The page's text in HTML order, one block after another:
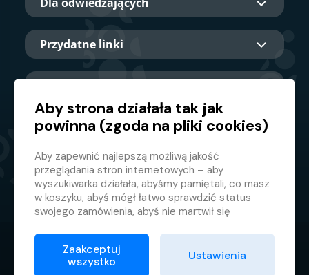
Przydatne linki
Główny partner
© 2026 GMF Aquapark Prague, a.s.
Aby strona działała tak jak
powinna (zgoda na pliki cookies)
Aby zapewnić najlepszą możliwą jakość
przeglądania stron internetowych – aby
wyszukiwarka działała, abyśmy pamiętali, co masz
w koszyku, abyś mógł łatwo sprawdzić status
swojego zamówienia, abyś nie martwił się
za każdym razem logować.
Dlatego potrzebujemy Twojej zgody na
Zaakceptuj
wszystko
Ustawienia